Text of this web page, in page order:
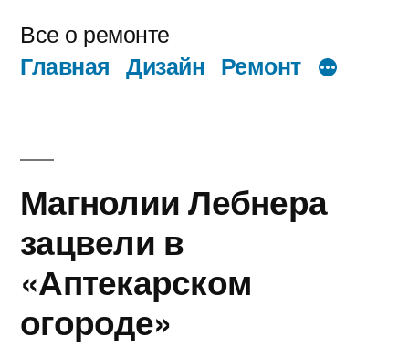
содержимому
Все о ремонте
Главная Дизайн Ремонт
Магнолии Лебнера
зацвели в
«Аптекарском
огороде»